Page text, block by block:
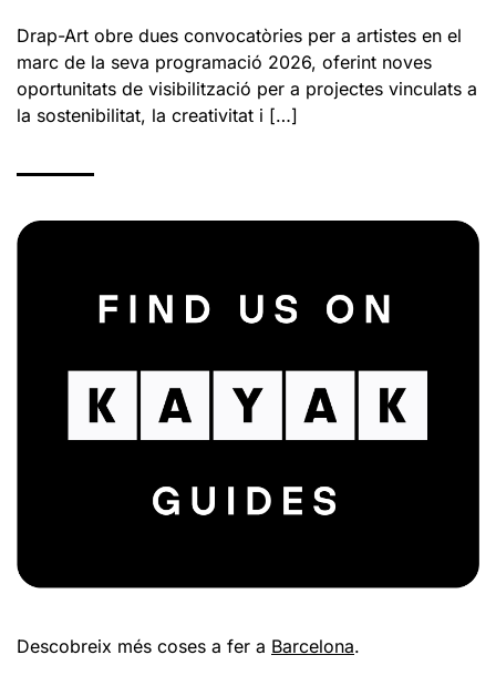
Drap-Art obre dues convocatòries per a artistes en el
marc de la seva programació 2026, oferint noves
oportunitats de visibilització per a projectes vinculats a
la sostenibilitat, la creativitat i […]
Descobreix més coses a fer a Barcelona.